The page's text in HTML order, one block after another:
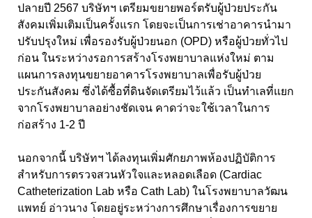
ปลายปี 2567 บริษัทฯ เตรียมขยายพอร์ตรับผู้ป่วยประกัน
สังคมเพิ่มเติมเป็นครั้งแรก โดยจะเป็นการเช่าอาคารนำมา
ปรับปรุงใหม่ เพื่อรองรับผู้ป่วยนอก (OPD) หรือผู้ป่วยทั่วไป
ก่อน ในระหว่างรอการสร้างโรงพยาบาลแห่งใหม่ ตาม
แผนการลงทุนขยายอาคารโรงพยาบาลเพื่อรับผู้ป่วย
ประกันสังคม ซึ่งได้ซื้อที่ดินจัดเตรียมไว้แล้ว เป็นทำเลที่แยก
จากโรงพยาบาลอย่างชัดเจน คาดว่าจะใช้เวลาในการ
ก่อสร้าง 1-2 ปี
นอกจากนี้ บริษัทฯ ได้ลงทุนเพิ่มศักยภาพห้องปฏิบัติการ
สำหรับการตรวจสวนหัวใจและหลอดเลือด (Cardiac
Catheterization Lab หรือ Cath Lab) ในโรงพยาบาลวัฒน
แพทย์ อ่าวนาง โดยอยู่ระหว่างการศึกษาเรื่องการขยาย